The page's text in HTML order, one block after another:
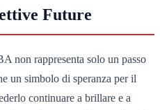
Future
non rappresenta solo un passo
un simbolo di speranza per il
continuare a brillare e a